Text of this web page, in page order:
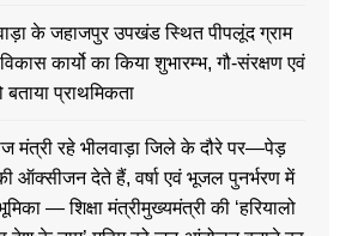
के जहाजपुर उपखंड स्थित पीपलूंद ग्राम
कार्यो का किया शुभारम्भ, गौ-संरक्षण एवं
बताया प्राथमिकता
मंत्री रहे भीलवाड़ा जिले के दौरे पर—पेड़
ऑक्सीजन देते हैं, वर्षा एवं भूजल पुनर्भरण में
— शिक्षा मंत्रीमुख्यमंत्री की ‘हरियालो